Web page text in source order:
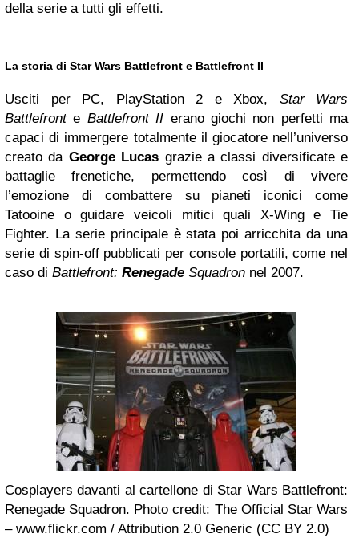
della serie a tutti gli effetti.
La storia di Star Wars Battlefront e Battlefront II
Usciti per PC, PlayStation 2 e Xbox, Star Wars
Battlefronte Battlefront II erano giochi non perfetti ma
capaci di immergere totalmente il giocatore nell’universo
creato da George Lucas grazie a classi diversificate e
battaglie frenetiche, permettendo così di vivere
l’emozione di combattere su pianeti iconici come
Tatooine o guidare veicoli mitici quali X-Wing e Tie
Fighter. La serie principale è stata poi arricchita da una
serie di spin-off pubblicati per console portatili, come nel
caso di Battlefront: Renegade Squadron nel 2007.
Cosplayers davanti al cartellone di Star Wars Battlefront:
Renegade Squadron. Photo credit: The Official Star Wars
– www.flickr.com / Attribution 2.0 Generic (CC BY 2.0)